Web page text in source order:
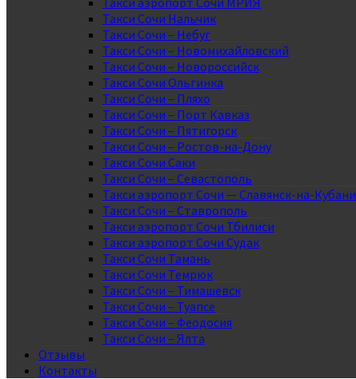
Такси Сочи Нальчик
Такси Сочи – Небуг
Такси Сочи – Новомихайловский
Такси Сочи – Новороссийск
Такси Сочи Ольгинка
Такси Сочи – Пляхо
Такси Сочи – Порт Кавказ
Такси Сочи – Пятигорск
Такси Сочи – Ростов-на-Дону
Такси Сочи Саки
Такси Сочи – Севастополь
Такси аэропорт Сочи — Славянск-на-Кубани
Такси Сочи – Ставрополь
Такси аэропорт Сочи Тбилиси
Такси аэропорт Сочи Судак
Такси Сочи Тамань
Такси Сочи Темрюк
Такси Сочи – Тимашевск
Такси Сочи – Туапсе
Такси Сочи – Феодосия
Такси Сочи – Ялта
Отзывы
Контакты